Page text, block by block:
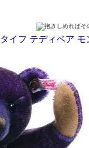
イフ テディベア